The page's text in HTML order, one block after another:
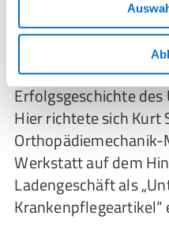
In Berlin-Pankow
Erfolgsgeschichte
Hier richtete sich Kurt
Werkstatt auf dem
Ladengeschäft als
Krankenpflegeartikel“